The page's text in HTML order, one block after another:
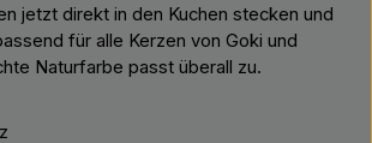
jetzt direkt in den Kuchen stecken und
für alle Kerzen von Goki und
Naturfarbe passt überall zu.